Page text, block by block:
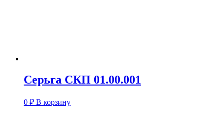
Серьга СКП 01.00.001
0 ₽ В корзину